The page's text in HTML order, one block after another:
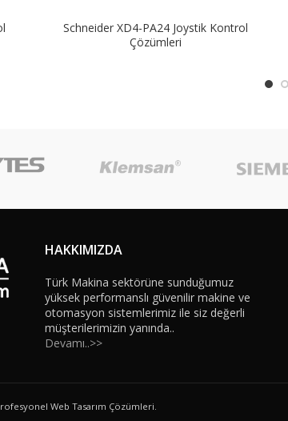
Schneider XD4-PA24 Joystik Kontrol
Çözümleri
HAKKIMIZDA
Türk Makina sektörüne sunduğumuz
yüksek performanslı güvenilir makine ve
otomasyon sistemlerimiz ile siz değerli
müşterilerimizin yanında..
Devamı..>>
Web Tasarım Çözümleri.